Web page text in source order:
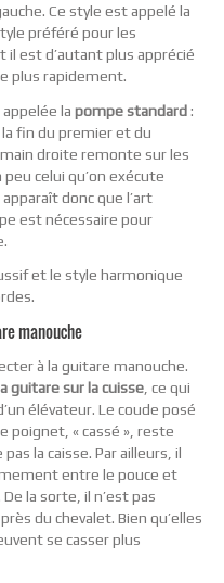
Ce style est appelé la
préféré pour les
est d’autant plus apprécié
plus rapidement.
la pompe standard:
fin du premier et du
droite remonte sur les
celui qu’on exécute
donc que l’art
est nécessaire pour
et le style harmonique
manouche
à la guitare manouche.
guitare sur la cuisse , ce qui
élévateur. Le coude posé
poignet, « cassé », reste
la caisse. Par ailleurs, il
entre le pouce et
la sorte, il n’est pas
du chevalet. Bien qu’elles
se casser plus